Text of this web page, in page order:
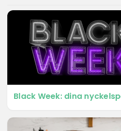
Black Week: dina